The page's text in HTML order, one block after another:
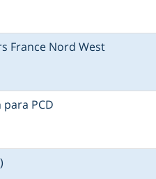
France Nord West
para PCD